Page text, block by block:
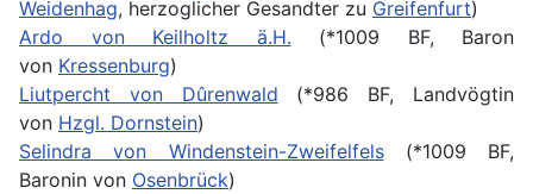
Weidenhag, herzoglicher Gesandter zu Greifenfurt)
Ardo von Keilholtz ä.H. (*1009 BF, Baron
von Kressenburg)
Liutpercht von Dûrenwald (*986 BF, Landvögtin
von Hzgl. Dornstein)
Selindra von Windenstein-Zweifelfels(*1009 BF,
Baronin von Osenbrück)